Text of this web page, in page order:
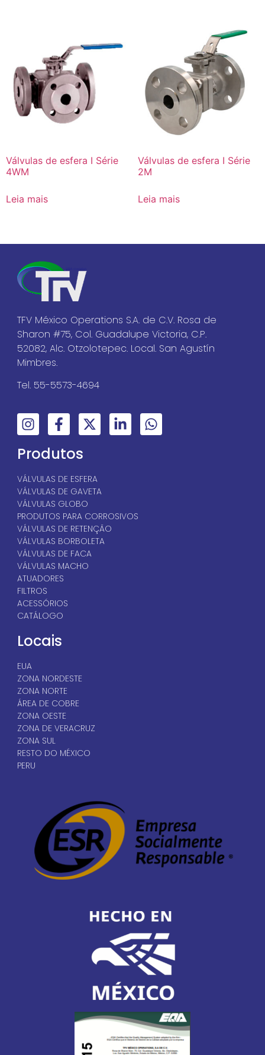
Válvulas de esfera I Série
4WM
Leia mais
Válvulas de esfera I Série
2M
Leia mais
TFV México Operations S.A. de C.V. Rosa de
Sharon #75, Col. Guadalupe Victoria, C.P.
52082, Alc. Otzolotepec. Local. San Agustín
Mimbres.
Tel. 55-5573-4694
Produtos
VÁLVULAS DE ESFERA
VÁLVULAS DE GAVETA
VÁLVULAS GLOBO
PRODUTOS PARA CORROSIVOS
VÁLVULAS DE RETENÇÃO
VÁLVULAS BORBOLETA
VÁLVULAS DE FACA
VÁLVULAS MACHO
ATUADORES
FILTROS
ACESSÓRIOS
CATÁLOGO
Locais
EUA
ZONA NORDESTE
ZONA NORTE
ÁREA DE COBRE
ZONA OESTE
ZONA DE VERACRUZ
ZONA SUL
RESTO DO MÉXICO
PERU